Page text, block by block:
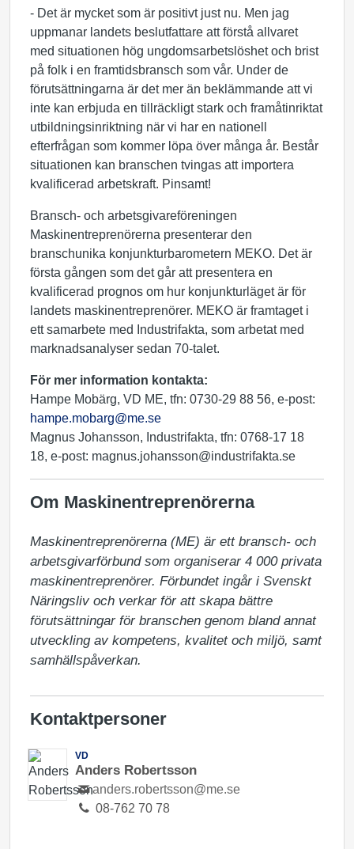
­- Det är mycket som är positivt just nu. Men jag
uppmanar landets beslutfattare att förstå allvaret
med situationen hög ungdomsarbetslöshet och brist
på folk i en framtidsbransch som vår. Under de
förutsättningarna är det mer än beklämmande att vi
inte kan erbjuda en tillräckligt stark och framåtinriktat
utbildningsinriktning när vi har en nationell
efterfrågan som kommer löpa över många år. Består
situationen kan branschen tvingas att importera
kvalificerad arbetskraft. Pinsamt!
Bransch- och arbetsgivareföreningen
Maskinentreprenörerna presenterar den
branschunika konjunkturbarometern MEKO. Det är
första gången som det går att presentera en
kvalificerad prognos om hur konjunkturläget är för
landets maskinentreprenörer. MEKO är framtaget i
ett samarbete med Industrifakta, som arbetat med
marknadsanalyser sedan 70-talet.
För mer information kontakta:
Hampe Mobärg, VD ME, tfn: 0730-29 88 56, e-post:
hampe.mobarg@me.se
Magnus Johansson, Industrifakta, tfn: 0768-17 18
18, e-post: magnus.johansson@industrifakta.se
Om Maskinentreprenörerna
Maskinentreprenörerna (ME) är ett bransch- och
arbetsgivarförbund som organiserar 4 000 privata
maskinentreprenörer. Förbundet ingår i Svenskt
Näringsliv och verkar för att skapa bättre
förutsättningar för branschen genom bland annat
utveckling av kompetens, kvalitet och miljö, samt
samhällspåverkan.
Kontaktpersoner
VD
Anders Robertsson
anders.robertsson@me.se
08-762 70 78